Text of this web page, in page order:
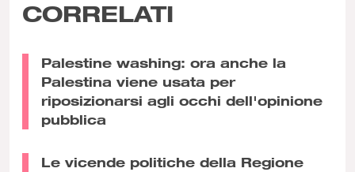
CORRELATI
Palestine washing: ora anche la
Palestina viene usata per
riposizionarsi agli occhi dell'opinione
pubblica
Le vicende politiche della Regione